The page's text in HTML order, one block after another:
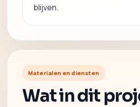
blijven.
Materialen en diensten
Wat in dit